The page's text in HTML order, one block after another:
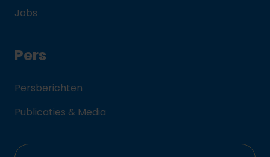
Jobs
Pers
Persberichten
Publicaties & Media